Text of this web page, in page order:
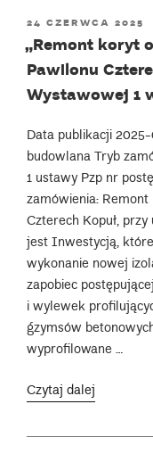
POSTED
ON
24 CZERWCA 2025
„Remont koryt
Pawilonu
Wystawowej 1
Data publikacji
budowlana Tryb
1 ustawy Pzp nr
zamówienia:
Czterech Kopuł,
jest Inwestycją,
wykonanie nowej
zapobiec
i wylewek
gzymsów
wyprofilowane …
Czytaj dalej